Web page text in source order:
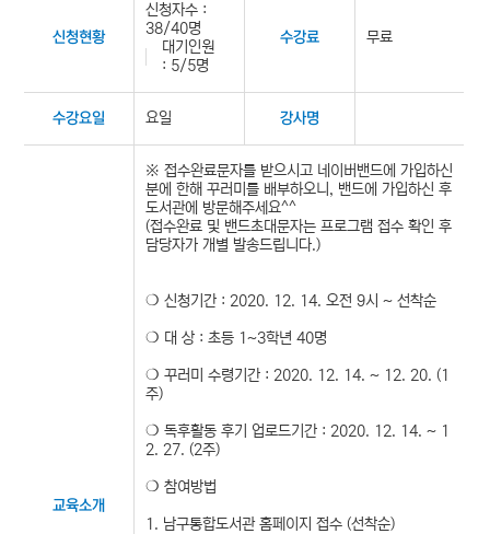
신청현황
신청자수 :
38/40명
대기인원
: 5/5명
수강료 무료
수강요일 요일 강사명
교육소개
※ 접수완료문자를 받으시고 네이버밴드에 가입하신
분에 한해 꾸러미를 배부하오니, 밴드에 가입하신 후
도서관에 방문해주세요^^
(접수완료 및 밴드초대문자는 프로그램 접수 확인 후
담당자가 개별 발송드립니다.)
❍ 신청기간 : 2020. 12. 14. 오전 9시 ~ 선착순
❍ 대 상 : 초등 1~3학년 40명
❍ 꾸러미 수령기간 : 2020. 12. 14. ~ 12. 20. (1
주)
❍ 독후활동 후기 업로드기간 : 2020. 12. 14. ~ 1
2. 27. (2주)
❍ 참여방법
1. 남구통합도서관 홈페이지 접수 (선착순)